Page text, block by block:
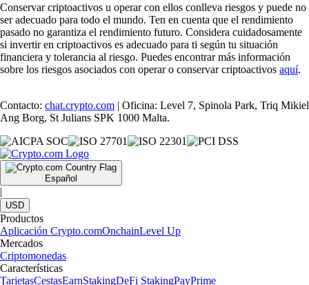
Conservar criptoactivos u operar con ellos conlleva riesgos y puede no
ser adecuado para todo el mundo. Ten en cuenta que el rendimiento
pasado no garantiza el rendimiento futuro. Considera cuidadosamente
si invertir en criptoactivos es adecuado para ti según tu situación
financiera y tolerancia al riesgo. Puedes encontrar más información
sobre los riesgos asociados con operar o conservar criptoactivos aquí.
Contacto: chat.crypto.com | Oficina: Level 7, Spinola Park, Triq Mikiel
Ang Borg, St Julians SPK 1000 Malta.
Español
|
USD
Productos
Aplicación Crypto.comOnchainLevel Up
Mercados
Criptomonedas
Características
TarjetasCestasEarnStakingDeFi StakingPayPrime